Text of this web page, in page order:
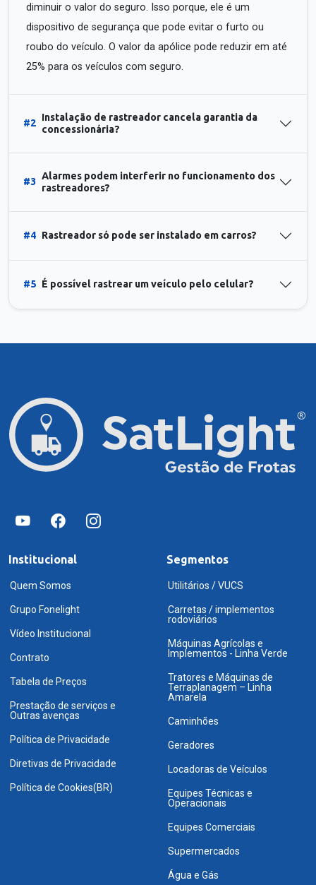
diminuir o valor do seguro. Isso porque, ele é um
dispositivo de segurança que pode evitar o furto ou
roubo do veículo. O valor da apólice pode reduzir em até
25% para os veículos com seguro.
#2
Instalação de rastreador cancela garantia da
concessionária?
#3
Alarmes podem interferir no funcionamento dos
rastreadores?
#4 Rastreador só pode ser instalado em carros?
#5 É possível rastrear um veículo pelo celular?
Institucional
Quem Somos
Grupo Fonelight
Vídeo Institucional
Contrato
Tabela de Preços
Prestação de serviços e
Outras avenças
Política de Privacidade
Diretivas de Privacidade
Política de Cookies(BR)
Segmentos
Utilitários / VUCS
Carretas / implementos
rodoviários
Máquinas Agrícolas e
Implementos - Linha Verde
Tratores e Máquinas de
Terraplanagem – Linha
Amarela
Caminhões
Geradores
Locadoras de Veículos
Equipes Técnicas e
Operacionais
Equipes Comerciais
Supermercados
Água e Gás